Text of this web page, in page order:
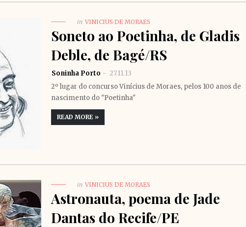
in VINICIUS DE MORAES
Soneto ao Poetinha, de Gladis
Deble, de Bagé/RS
Soninha Porto
27.11.13
2º lugar do concurso Vinícius de Moraes, pelos 100 anos de
nascimento do "Poetinha"
READ MORE »
in VINICIUS DE MORAES
Astronauta, poema de Jade
Dantas do Recife/PE